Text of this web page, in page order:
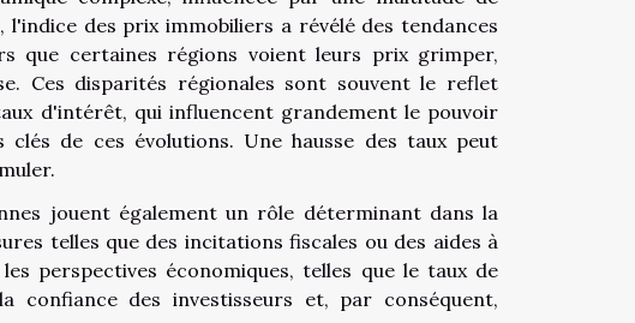
des prix immobiliers a révélé des tendances
que certaines régions voient leurs prix grimper,
Ces disparités régionales sont souvent le reflet
d'intérêt, qui influencent grandement le pouvoir
de ces évolutions. Une hausse des taux peut
jouent également un rôle déterminant dans la
telles que des incitations fiscales ou des aides à
perspectives économiques, telles que le taux de
confiance des investisseurs et, par conséquent,